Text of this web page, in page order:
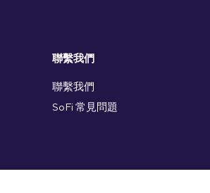
聯繫我們
聯繫我們
SoFi 常見問題